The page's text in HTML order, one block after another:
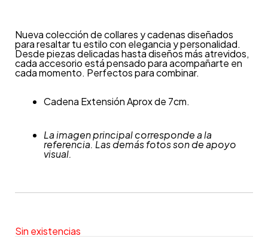
Nueva colección de collares y cadenas diseñados
para resaltar tu estilo con elegancia y personalidad.
Desde piezas delicadas hasta diseños más atrevidos,
cada accesorio está pensado para acompañarte en
cada momento. Perfectos para combinar.
Cadena Extensión Aprox de 7cm.
La imagen principal corresponde a la
referencia. Las demás fotos son de apoyo
visual.
Sin existencias